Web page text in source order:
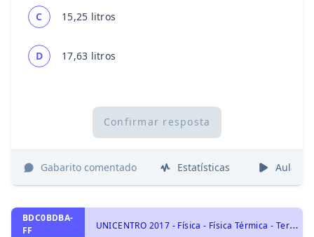
C 15,25 litros
D 17,63 litros
Confirmar resposta
Gabarito comentado Estatísticas Aulas
BDC0BDBA-
FF
U
NICENTRO 2017 - Física - Física Térmica - Termologia, Temperatura e Escalas Termométricas